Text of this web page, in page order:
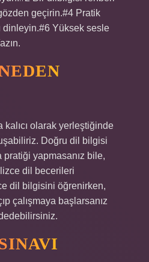
geçirin.#4 Pratik
dinleyin.#6 Yüksek sesle
kalıcı olarak yerleştiğinde
Doğru dil bilgisi
pratiği yapmasanız bile,
dil becerileri
dil bilgisini öğrenirken,
çalışmaya başlarsanız